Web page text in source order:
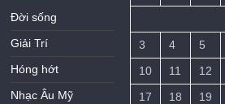
Đời sống
Giải Trí
Hóng hớt
Nhạc Âu Mỹ
3
4 5
10
11 12
17
18 19